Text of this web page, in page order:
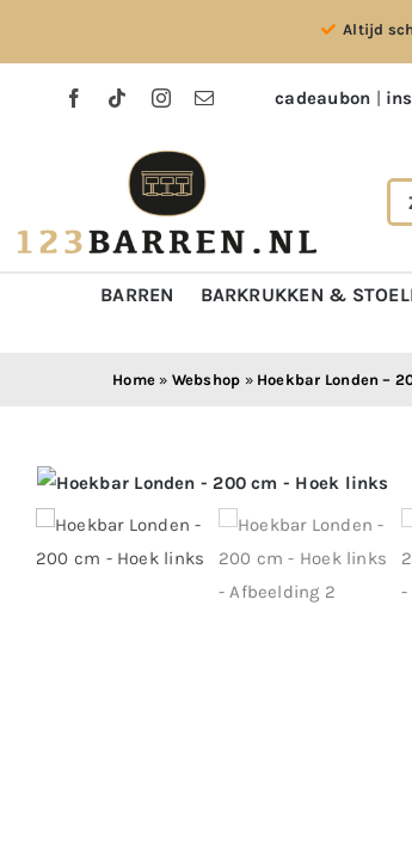
Altijd
cadeaubon |
BARREN BARKRUKKEN &
Home » Webshop » Hoekbar Londen –